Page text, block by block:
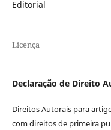
Editorial
Licença
Declaração de Direito
Direitos Autorais para
com direitos de primeira